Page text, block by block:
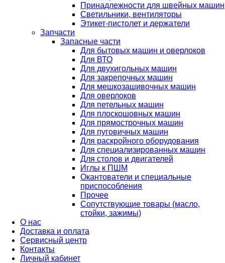
Принадлежности для швейных машин
Светильники, вентиляторы
Этикет-пистолет и держатели
Запчасти
Запасные части
Для бытовых машин и оверлоков
Для ВТО
Для двухигольных машин
Для закрепочных машин
Для мешкозашивочных машин
Для оверлоков
Для петельных машин
Для плоскошовных машин
Для прямострочных машин
Для пуговичных машин
Для раскройного оборудования
Для специализированных машин
Для столов и двигателей
Иглы к ПШМ
Окантователи и специальные
приспособления
Прочее
Сопутствующие товары (масло,
стойки, зажимы)
О нас
Доставка и оплата
Сервисный центр
Контакты
Личный кабинет